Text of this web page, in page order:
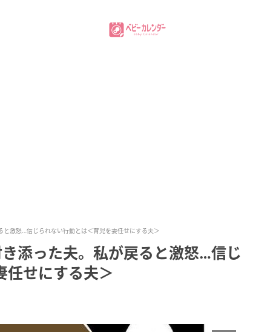
と激怒…信じられない行動とは＜育児を妻任せにする夫＞
き添った夫。私が戻ると激怒…信じ
任せにする夫＞